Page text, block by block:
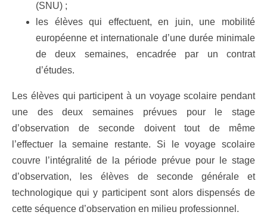
(SNU) ;
les élèves qui effectuent, en juin, une mobilité
européenne et internationale d’une durée minimale
de deux semaines, encadrée par un contrat
d’études.
Les élèves qui participent à un voyage scolaire pendant
une des deux semaines prévues pour le stage
d’observation de seconde doivent tout de même
l’effectuer la semaine restante. Si le voyage scolaire
couvre l’intégralité de la période prévue pour le stage
d’observation, les élèves de seconde générale et
technologique qui y participent sont alors dispensés de
cette séquence d’observation en milieu professionnel.